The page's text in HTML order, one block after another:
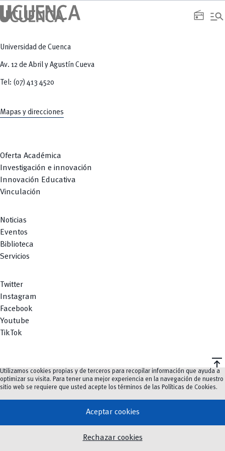
radio manage_search
Universidad de Cuenca
Av. 12 de Abril y Agustín Cueva
Tel: (07) 413 4520
Mapas y direcciones
Oferta Académica
Investigación e innovación
Innovación Educativa
Vinculación
Noticias
Eventos
Biblioteca
Servicios
Twitter
Instagram
Facebook
Youtube
TikTok
vertical_align_top
©2023-2026UCuenca.
Utilizamos cookies propias y de terceros para recopilar información que ayuda a
optimizar su visita. Para tener una mejor experiencia en la navegación de nuestro
sitio web se requiere que usted acepte los términos de las Políticas de Cookies.
Aceptar cookies
Rechazar cookies